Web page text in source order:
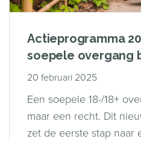
Actieprogramma
soepele overgang
20 februari 2025
Een soepele 18-/18+
maar een recht. Dit
zet de eerste stap naar